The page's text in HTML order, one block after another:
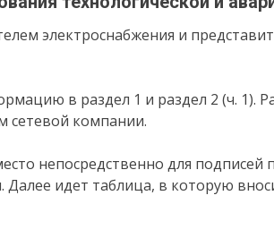
электроснабжения и
в раздел 1 и раздел 2 (ч. 1).
сетевой компании.
непосредственно для подписей
идет таблица, в которую